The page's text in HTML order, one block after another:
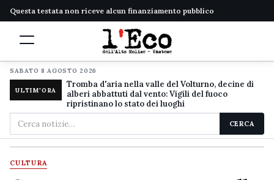
Questa testata non riceve alcun finanziamento pubblico
SABATO 8 AGOSTO 2026
ULTIM'ORA
Tromba d'aria nella valle del Volturno, decine di
alberi abbattuti dal vento: Vigili del fuoco
ripristinano lo stato dei luoghi
Cerca
nel
sito
CERCA
CULTURA